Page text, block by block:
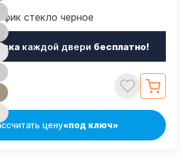
стекло черное
каждой двери бесплатно!
цену«под ключ»